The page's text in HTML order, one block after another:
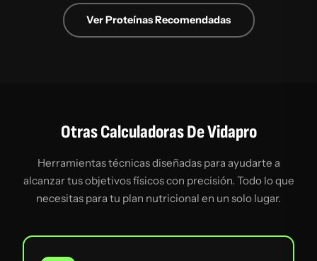
Ver Proteínas Recomendadas
Otras Calculadoras De Vidapro
Herramientas técnicas diseñadas para ayudarte a
alcanzar tus objetivos físicos con precisión. Todo lo que
necesitas para tu plan nutricional en un solo lugar.